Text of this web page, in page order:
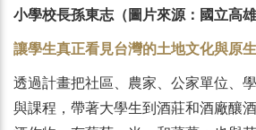
小學校長孫東志（圖片來源：國立高
讓學生真正看見台灣的土地文化與原
透過計畫把社區、農家、公家單位、
與課程，帶著大學生到酒莊和酒廠釀